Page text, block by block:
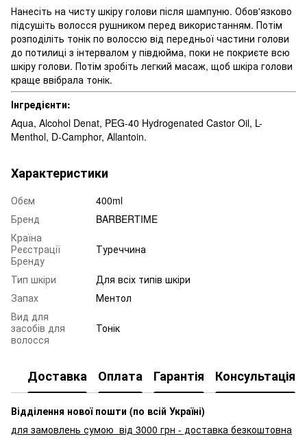
Нанесіть на чисту шкіру голови після шампуню. Обов'язково
підсушіть волосся рушником перед використанням. Потім
розподіліть тонік по волоссю від передньої частини голови
до потилиці з інтервалом у півдюйма, поки не покриєте всю
шкіру голови. Потім зробіть легкий масаж, щоб шкіра голови
краще ввібрала тонік.
Інгредієнти:
Aqua, Alcohol Denat, PEG-40 Hydrogenated Castor Oil, L-
Menthol, D-Camphor, Allantoin.
Характеристики
Обєм
400ml
Бренд
BARBERTIME
Країна
Реєстрації
Бренду
Туреччина
Тип шкіри
Для всіх типів шкіри
Запах
Ментол
Вид для
засобів для
волосся
Тонік
Доставка Оплата Гарантія Консультація
Відділення нової пошти (по всій Україні)
для замовлень сумою від 3000 грн - доставка безкоштовна